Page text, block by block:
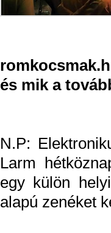
és mik a
N.P:
Larm
egy külön
alapú zenéket